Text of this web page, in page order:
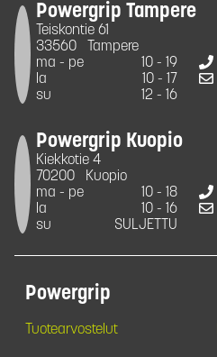
Powergrip Tampere
Teiskontie 61
33560
Tampere
ma - pe
10 - 19
la
10 - 17
su
12 - 16
Powergrip Kuopio
Kiekkotie 4
70200
Kuopio
ma - pe
10 - 18
la
10 - 16
su
SULJETTU
Powergrip
Tuotearvostelut